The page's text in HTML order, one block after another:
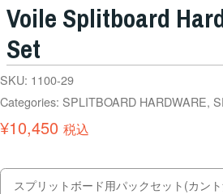
Voile Splitboard
Set
SKU: 1100-29
Categories: SPLITBOARD HARDWARE,
¥10,450 税込
スプリットボード用パックセット(カン